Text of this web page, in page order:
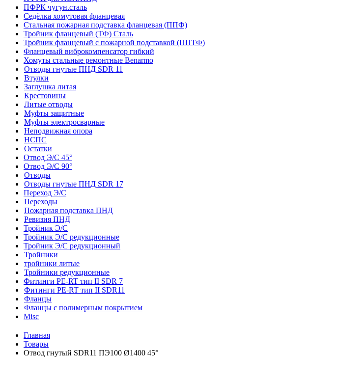
ПФРК чугун.сталь
Седёлка хомутовая фланцевая
Стальная пожарная подставка фланцевая (ППФ)
Тройник фланцевый (ТФ) Сталь
Тройник фланцевый с пожарной подставкой (ППТФ)
Фланцевый виброкомпенсатор гибкий
Хомуты стальные ремонтные Benarmo
Отводы гнутые ПНД SDR 11
Втулки
Заглушка литая
Крестовины
Литые отводы
Муфты защитные
Муфты электросварные
Неподвижная опора
НСПС
Остатки
Отвод Э/С 45°
Отвод Э/С 90°
Отводы
Отводы гнутые ПНД SDR 17
Переход Э/С
Переходы
Пожарная подставка ПНД
Ревизия ПНД
Тройник Э/С
Тройник Э/С редукционные
Тройник Э/С редукционный
Тройники
тройники литые
Тройники редукционные
Фитинги PE-RT тип II SDR 7
Фитинги PE-RT тип II SDR11
Фланцы
Фланцы с полимерным покрытием
Misc
Главная
Товары
Отвод гнутый SDR11 ПЭ100 Ø1400 45°